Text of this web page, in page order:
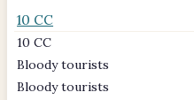
10 CC
10 CC
Bloody tourists
Bloody tourists